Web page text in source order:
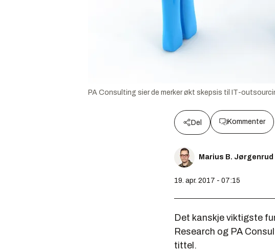
PA Consulting sier de merker økt skepsis til IT-
Del Kommenter
Marius B. Jørgenrud
19. apr. 2017 - 07:15
Det kanskje viktigste
Research og PA
tittel.